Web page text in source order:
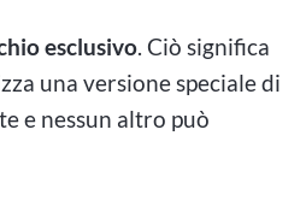
esclusivo. Ciò significa
una versione speciale di
e nessun altro può